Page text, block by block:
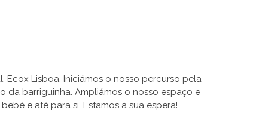
Lisboa. Iniciámos o nosso percurso pela
barriguinha. Ampliámos o nosso espaço e
e até para si. Estamos à sua espera!